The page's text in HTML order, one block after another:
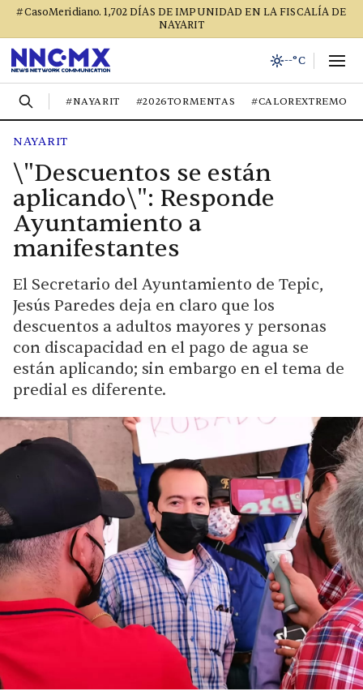
#CasoMeridiano. 1,702 DÍAS DE IMPUNIDAD EN LA FISCALÍA DE
NAYARIT
--°C
#NAYARIT #2026TORMENTAS #CALOREXTREMO
NAYARIT
\"Descuentos se están
aplicando\": Responde
Ayuntamiento a
manifestantes
El Secretario del Ayuntamiento de Tepic,
Jesús Paredes deja en claro que los
descuentos a adultos mayores y personas
con discapacidad en el pago de agua se
están aplicando; sin embargo en el tema de
predial es diferente.